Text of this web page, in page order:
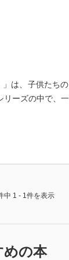
は、子供たち
ーズの中で、
中 1 - 1件を表示
めの本